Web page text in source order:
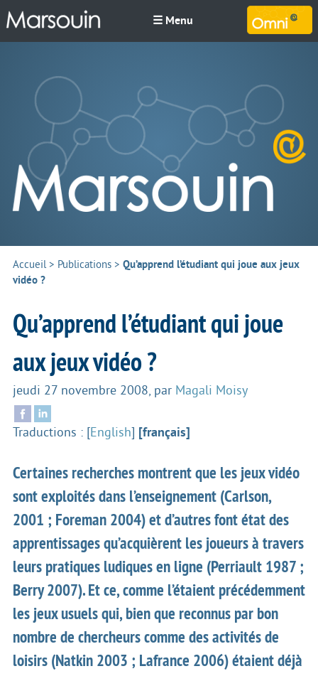
☰ Menu
Accueil> Publications > Qu’apprend l’étudiant qui joue aux jeux
vidéo ?
Qu’apprend l’étudiant qui joue
aux jeux vidéo ?
jeudi 27 novembre 2008, par Magali Moisy
Traductions : [English] [français]
Certaines recherches montrent que les jeux vidéo
sont exploités dans l’enseignement (Carlson,
2001 ; Foreman 2004) et d’autres font état des
apprentissages qu’acquièrent les joueurs à travers
leurs pratiques ludiques en ligne (Perriault 1987 ;
Berry 2007). Et ce, comme l’étaient précédemment
les jeux usuels qui, bien que reconnus par bon
nombre de chercheurs comme des activités de
loisirs (Natkin 2003 ; Lafrance 2006) étaient déjà